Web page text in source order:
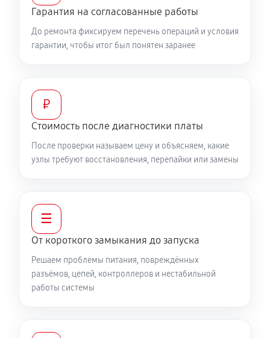
Гарантия на согласованные работы
До ремонта фиксируем перечень операций и условия
гарантии, чтобы итог был понятен заранее
₽
Стоимость после диагностики платы
После проверки называем цену и объясняем, какие
узлы требуют восстановления, перепайки или замены
☰
От короткого замыкания до запуска
Решаем проблемы питания, повреждённых
разъёмов, цепей, контроллеров и нестабильной
работы системы